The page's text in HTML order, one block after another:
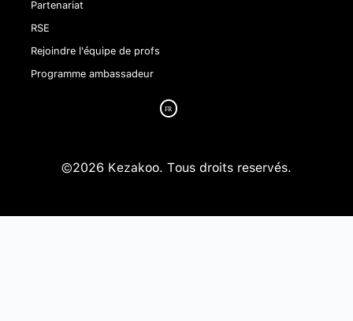
Partenariat
RSE
Rejoindre l'équipe de profs
Programme ambassadeur
©2026 Kezakoo. Tous droits reservés.